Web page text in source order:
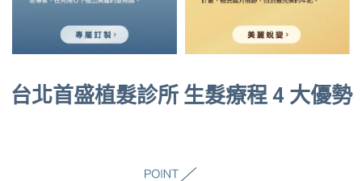
台北首盛植髮診所 生髮療程 4 大優勢